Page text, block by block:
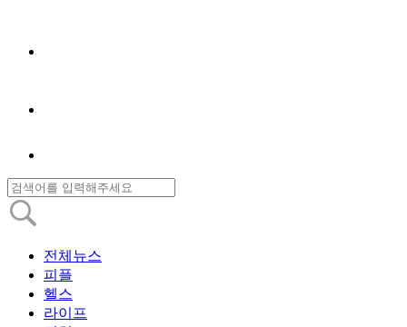
전체뉴스
피플
헬스
라이프